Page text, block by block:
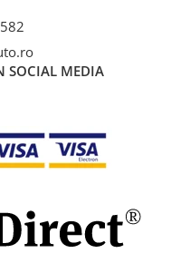
SOCIAL MEDIA